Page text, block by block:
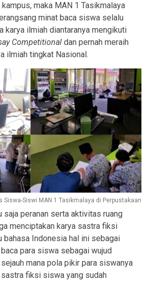
maka MAN 1 Tasikmalaya
minat baca siswa selalu
karya ilmiah diantaranya mengikuti
Competitional dan pernah meraih
ilmiah tingkat Nasional.
Siswa-Siswi MAN 1 Tasikmalaya di Perpustakaan
saja peranan serta aktivitas ruang
menciptakan karya sastra fiksi
bahasa Indonesia hal ini sebagai
para siswa sebagai wujud
mana pola pikir para siswanya
sastra fiksi siswa yang sudah